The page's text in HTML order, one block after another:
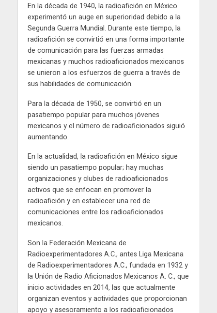
En la década de 1940, la radioafición en México
experimentó un auge en superioridad debido a la
Segunda Guerra Mundial. Durante este tiempo, la
radioafición se convirtió en una forma importante
de comunicación para las fuerzas armadas
mexicanas y muchos radioaficionados mexicanos
se unieron a los esfuerzos de guerra a través de
sus habilidades de comunicación.
Para la década de 1950, se convirtió en un
pasatiempo popular para muchos jóvenes
mexicanos y el número de radioaficionados siguió
aumentando.
En la actualidad, la radioafición en México sigue
siendo un pasatiempo popular; hay muchas
organizaciones y clubes de radioaficionados
activos que se enfocan en promover la
radioafición y en establecer una red de
comunicaciones entre los radioaficionados
mexicanos.
Son la Federación Mexicana de
Radioexperimentadores A.C., antes Liga Mexicana
de Radioexperimentadores A.C., fundada en 1932 y
la Unión de Radio Aficionados Mexicanos A. C., que
inicio actividades en 2014, las que actualmente
organizan eventos y actividades que proporcionan
apoyo y asesoramiento a los radioaficionados